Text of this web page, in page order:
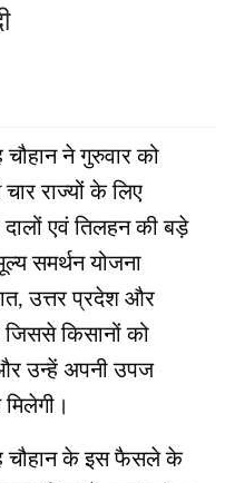
ने गुरुवार को
राज्यों के लिए
एवं तिलहन की बड़े
समर्थन योजना
उत्तर प्रदेश और
जिससे किसानों को
और उन्हें अपनी उपज
चौहान के इस फैसले के